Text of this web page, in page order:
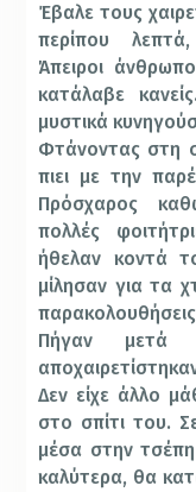
Έβαλε τους
περίπου
Άπειροι
κατάλαβε
μυστικά
Φτάνοντας στη
πιει με την
Πρόσχαρος
πολλές
ήθελαν κοντά
μίλησαν για τα
Πήγαν μετά
Δεν είχε άλλο
στο σπίτι του.
μέσα στην
καλύτερα, θα